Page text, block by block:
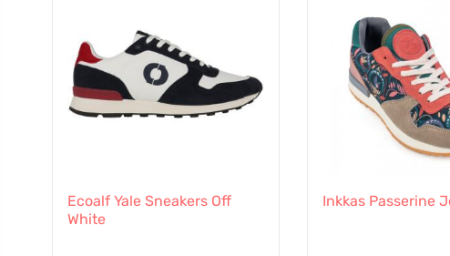
Ecoalf Yale Sneakers Off
White
Inkkas Passerine